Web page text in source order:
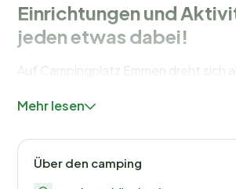
Einrichtungen und
jeden etwas dabei!
Auf Campingplatz Emmen dreht sich
Freibad, das von 30. Mai bis 10.
Spielplatz und einen gemütlichen
sie Tiere füttern können. Unser
Mehr lesen
Über den camping